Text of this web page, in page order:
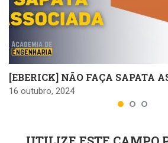
[EBERICK] NÃO FAÇA SAPATA
16 outubro, 2024